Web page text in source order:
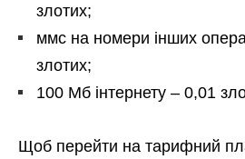
злотих;
ммс на номери інших
злотих;
100 Мб інтернету – 0,01
Щоб перейти на тарифний